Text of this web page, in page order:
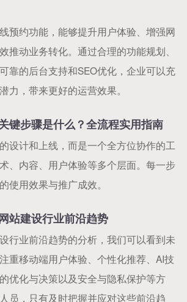
预约功能，能够提升用户体验、增强网
推动业务转化。通过合理的功能规划、
靠的后台支持和SEO优化，企业可以充
力，带来更好的运营效果。
键步骤是什么？全流程实用指南
设计和上线，而是一个全方位协作的工
、内容、用户体验等多个层面。每一步
使用效果与推广成效。
站建设行业前沿趋势
行业前沿趋势的分析，我们可以看到未
重移动端用户体验、个性化推荐、AI技
优化与决策以及安全与隐私保护等方
员，只有及时把握并应对这些前沿趋